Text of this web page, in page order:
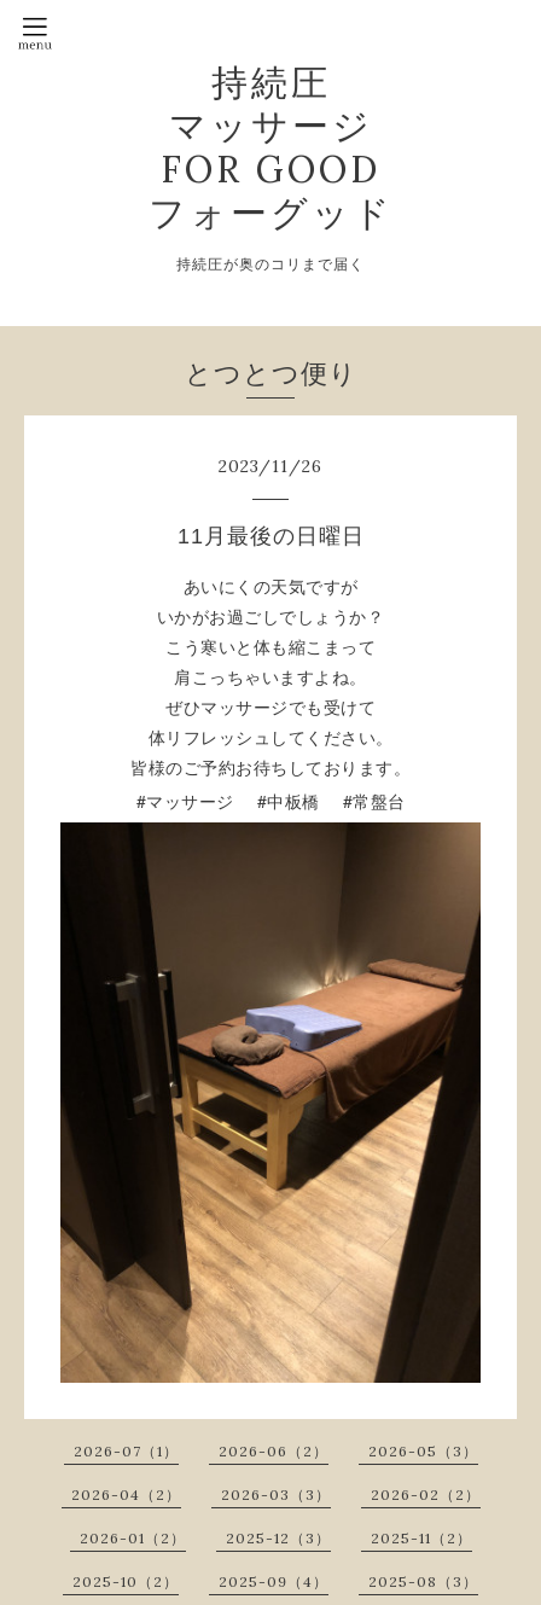
持続圧
マッサージ
FOR GOOD
フォーグッド
持続圧が奥のコリまで届く
とつとつ便り
2023/11/26
11月最後の日曜日
あいにくの天気ですが
いかがお過ごしでしょうか？
こう寒いと体も縮こまって
肩こっちゃいますよね。
ぜひマッサージでも受けて
体リフレッシュしてください。
皆様のご予約お待ちしております。
#マッサージ #中板橋 #常盤台
2026-07（1） 2026-06（2） 2026-05（3）
2026-04（2） 2026-03（3） 2026-02（2）
2026-01（2） 2025-12（3） 2025-11（2）
2025-10（2） 2025-09（4） 2025-08（3）